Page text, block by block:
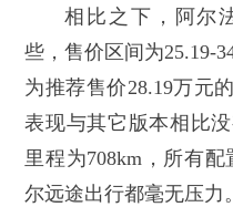
相比之下，阿尔
些，售价区间为25.19-
为推荐售价28.19万元
表现与其它版本相比
里程为708km，所有
尔远途出行都毫无压力。